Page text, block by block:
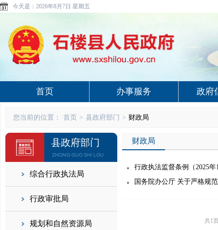
今天是： 2026年8月7日 星期五
首页 办事服务 政府
您当前的位置： 首页 > 县政府部门 > 财政局
县政府部门
综合行政执法局
行政审批局
规划和自然资源局
财政局
行政执法监督条例（2025年
国务院办公厅 关于严格规
共1